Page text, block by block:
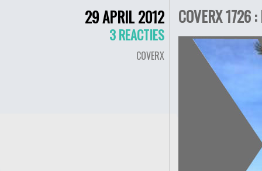
29 APRIL 2012
3 REACTIES
COVERX
COVERX 1726